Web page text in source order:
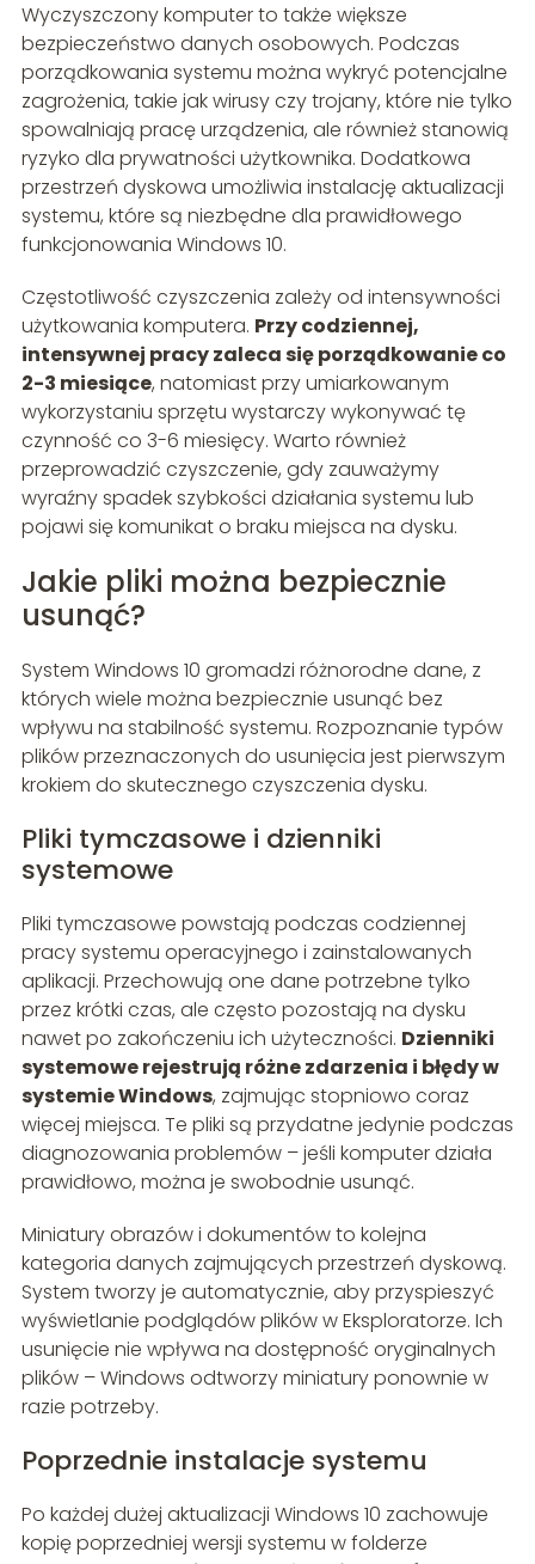
Wyczyszczony komputer to także większe
bezpieczeństwo danych osobowych. Podczas
porządkowania systemu można wykryć potencjalne
zagrożenia, takie jak wirusy czy trojany, które nie tylko
spowalniają pracę urządzenia, ale również stanowią
ryzyko dla prywatności użytkownika. Dodatkowa
przestrzeń dyskowa umożliwia instalację aktualizacji
systemu, które są niezbędne dla prawidłowego
funkcjonowania Windows 10.
Częstotliwość czyszczenia zależy od intensywności
użytkowania komputera. Przy codziennej,
intensywnej pracy zaleca się porządkowanie co
2-3 miesiące, natomiast przy umiarkowanym
wykorzystaniu sprzętu wystarczy wykonywać tę
czynność co 3-6 miesięcy. Warto również
przeprowadzić czyszczenie, gdy zauważymy
wyraźny spadek szybkości działania systemu lub
pojawi się komunikat o braku miejsca na dysku.
Jakie pliki można bezpiecznie
usunąć?
System Windows 10 gromadzi różnorodne dane, z
których wiele można bezpiecznie usunąć bez
wpływu na stabilność systemu. Rozpoznanie typów
plików przeznaczonych do usunięcia jest pierwszym
krokiem do skutecznego czyszczenia dysku.
Pliki tymczasowe i dzienniki
systemowe
Pliki tymczasowe powstają podczas codziennej
pracy systemu operacyjnego i zainstalowanych
aplikacji. Przechowują one dane potrzebne tylko
przez krótki czas, ale często pozostają na dysku
nawet po zakończeniu ich użyteczności. Dzienniki
systemowe rejestrują różne zdarzenia i błędy w
systemie Windows, zajmując stopniowo coraz
więcej miejsca. Te pliki są przydatne jedynie podczas
diagnozowania problemów – jeśli komputer działa
prawidłowo, można je swobodnie usunąć.
Miniatury obrazów i dokumentów to kolejna
kategoria danych zajmujących przestrzeń dyskową.
System tworzy je automatycznie, aby przyspieszyć
wyświetlanie podglądów plików w Eksploratorze. Ich
usunięcie nie wpływa na dostępność oryginalnych
plików – Windows odtworzy miniatury ponownie w
razie potrzeby.
Poprzednie instalacje systemu
Po każdej dużej aktualizacji Windows 10 zachowuje
kopię poprzedniej wersji systemu w folderze